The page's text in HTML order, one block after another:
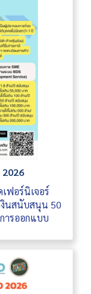
ฟอร์นิเจอร์
งินสนับสนุน 50
ารออกแบบ